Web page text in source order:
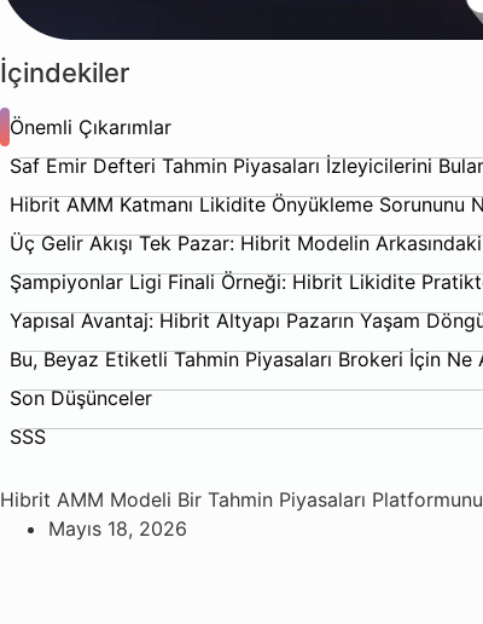
İçindekiler
Önemli Çıkarımlar
Saf Emir Defteri Tahmin Piyasaları İzleyicilerini
Hibrit AMM Katmanı Likidite Önyükleme Sorununu
Üç Gelir Akışı Tek Pazar: Hibrit Modelin
Şampiyonlar Ligi Finali Örneği: Hibrit Likidite
Yapısal Avantaj: Hibrit Altyapı Pazarın Yaşam
Bu, Beyaz Etiketli Tahmin Piyasaları Brokeri İçin Ne
Son Düşünceler
SSS
Hibrit AMM Modeli Bir Tahmin Piyasaları
Mayıs 18, 2026